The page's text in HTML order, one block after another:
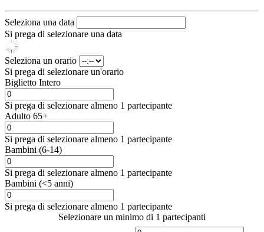
Seleziona una data
Si prega di selezionare una data
Seleziona un orario
Si prega di selezionare un'orario
Biglietto Intero
Si prega di selezionare almeno 1 partecipante
Adulto 65+
Si prega di selezionare almeno 1 partecipante
Bambini (6-14)
Si prega di selezionare almeno 1 partecipante
Bambini (<5 anni)
Si prega di selezionare almeno 1 partecipante
Selezionare un minimo di 1 partecipanti